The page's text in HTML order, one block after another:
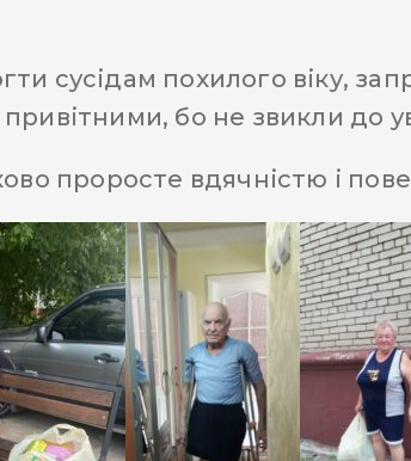
сусідам похилого віку,
бо не звикли до
проросте вдячністю і